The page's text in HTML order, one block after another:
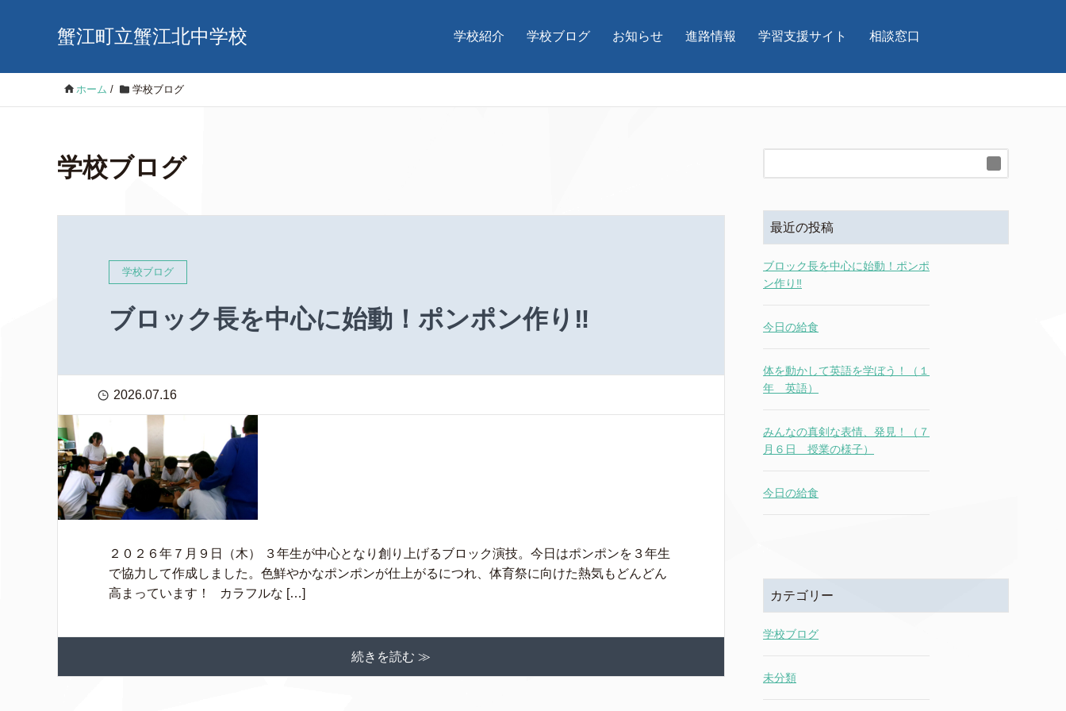
蟹江町立蟹江北中学校 学校紹介 学校ブログ お知らせ 進路情報 学習支援サイト 相談窓口
ホーム / 学校ブログ
学校ブログ
学校ブログ
ブロック長を中心に始動！ポンポン作り‼
2026.07.16
２０２６年７月９日（木） ３年生が中心となり創り上げるブロック演技。今日はポンポンを３年生
で協力して作成しました。色鮮やかなポンポンが仕上がるにつれ、体育祭に向けた熱気もどんどん
高まっています！ カラフルな […]
続きを読む ≫
最近の投稿
ブロック長を中心に始動！ポンポ
ン作り‼
今日の給食
体を動かして英語を学ぼう！（１
年 英語）
みんなの真剣な表情、発見！（７
月６日 授業の様子）
今日の給食
カテゴリー
学校ブログ
未分類